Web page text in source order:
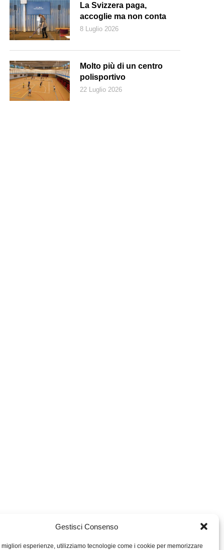
Gestisci Consenso
migliori esperienze, utilizziamo tecnologie come i cookie per memorizzare
La Svizzera paga,
accoglie ma non conta
8 Luglio 2026
Molto più di un centro
polisportivo
22 Luglio 2026